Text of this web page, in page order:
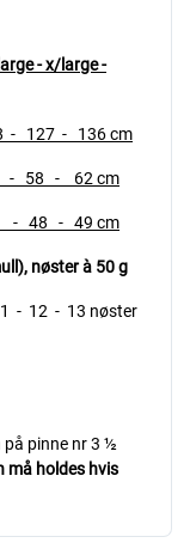
1
- x/large -
- 136 cm
- 62 cm
- 49 cm
nøster à 50 g
12 - 13 nøster
pinne nr 3 ½
må holdes hvis